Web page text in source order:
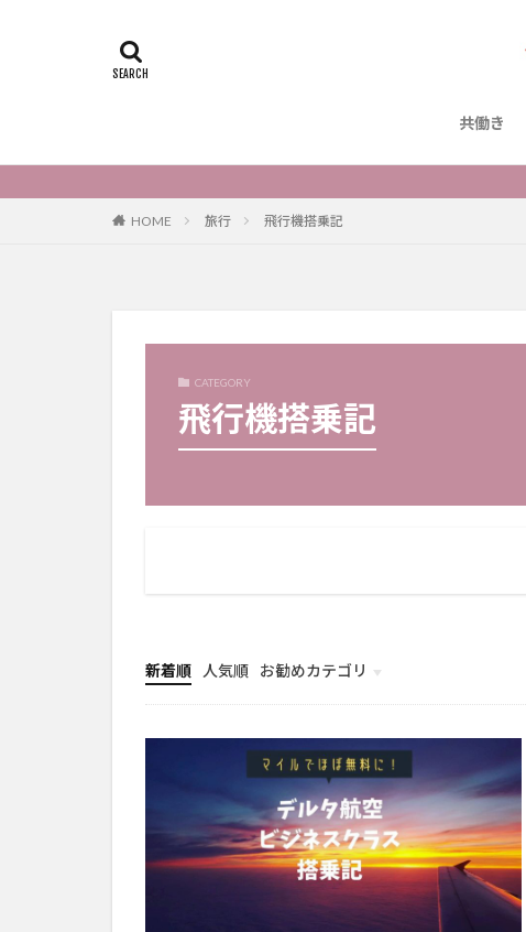
共働き
HOME 旅行 飛行機搭乗記
CATEGORY
飛行機搭乗記
新着順 人気順
お勧めカテゴリ
共働きキャリア
ブログ
雑記
海外・アメリカ生活
旅行